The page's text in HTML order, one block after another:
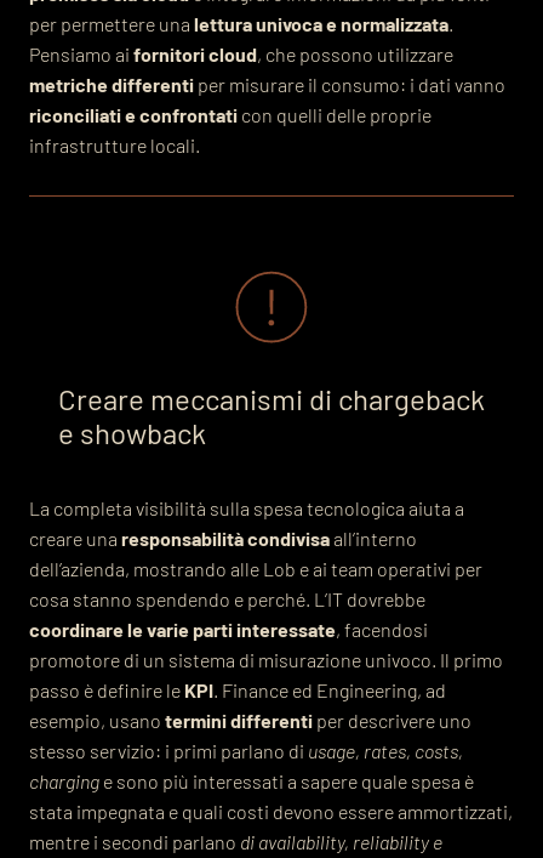
per permettere una lettura univoca e normalizzata
Pensiamo ai fornitori cloud, che possono utilizzare
metriche differenti per misurare il consumo: i dati vanno
riconciliati e confrontati con quelli delle proprie
infrastrutture locali.
Creare meccanismi di chargeback
e showback
La completa visibilità sulla spesa tecnologica aiuta a
creare una responsabilità condivisaall’interno
dell’azienda, mostrando alle Lob e ai team operativi per
cosa stanno spendendo e perché. L’IT dovrebbe
coordinare le varie parti interessate, facendosi
promotore di un sistema di misurazione univoco. Il primo
passo è definire le KPI. Finance ed Engineering, ad
esempio, usano termini differenti per descrivere uno
stesso servizio: i primi parlano di usage, rates, costs,
charging e sono più interessati a sapere quale spesa è
stata impegnata e quali costi devono essere ammortizzati,
mentre i secondi parlano di availability, reliability e